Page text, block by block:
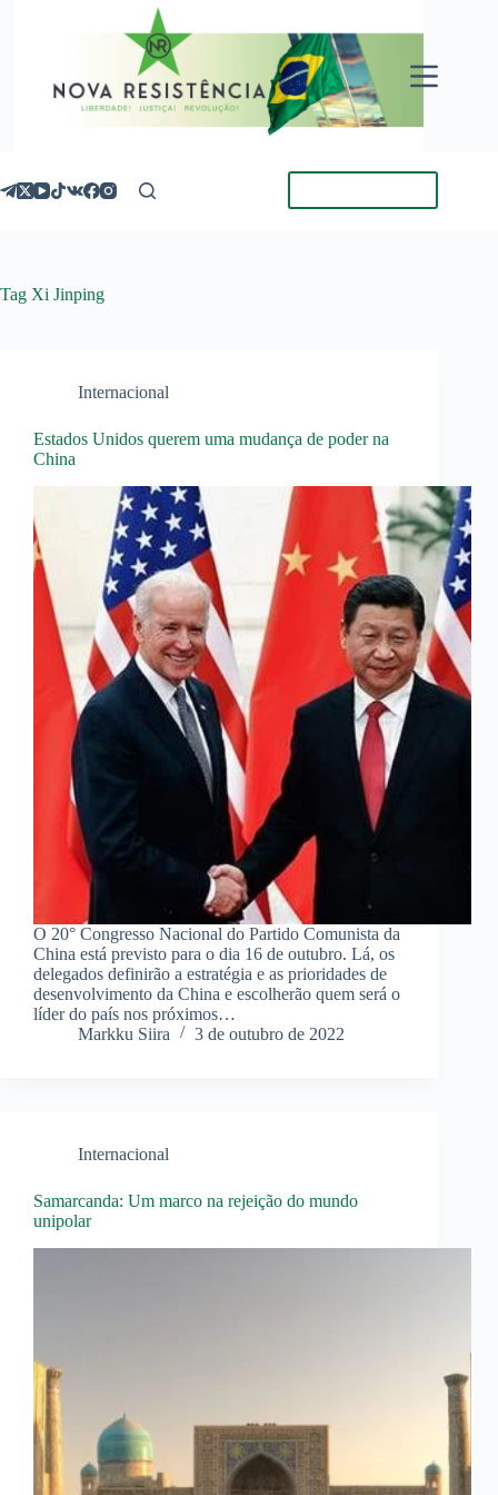
Tag Xi Jinping
Internacional
Estados Unidos querem uma mudança de poder na
China
O 20° Congresso Nacional do Partido Comunista da
China está previsto para o dia 16 de outubro. Lá, os
delegados definirão a estratégia e as prioridades de
desenvolvimento da China e escolherão quem será o
líder do país nos próximos…
Markku Siira
3 de outubro de 2022
Internacional
Samarcanda: Um marco na rejeição do mundo
unipolar